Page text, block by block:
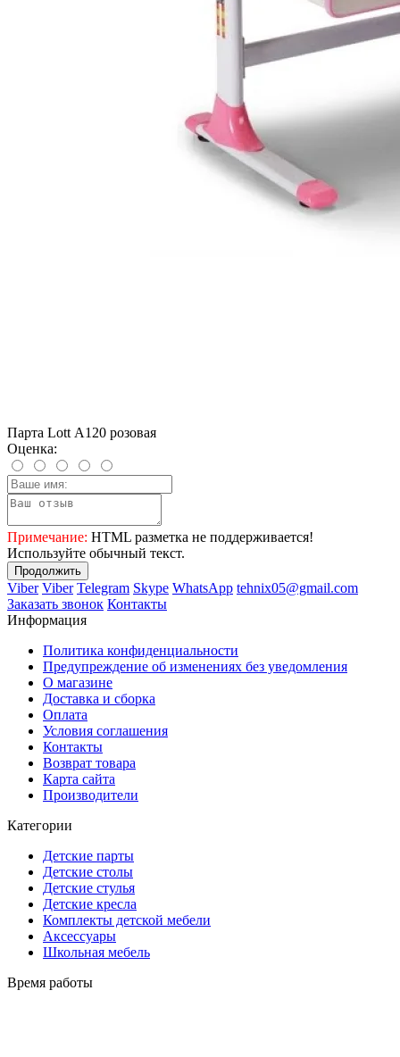
Парта Lott А120 розовая
Оценка:
Примечание: HTML разметка не поддерживается!
Используйте обычный текст.
Продолжить
Viber Viber Telegram Skype WhatsApp tehnix05@gmail.com
Заказать звонок Контакты
Информация
Политика конфиденциальности
Предупреждение об изменениях без уведомления
О магазине
Доставка и сборка
Оплата
Условия соглашения
Контакты
Возврат товара
Карта сайта
Производители
Категории
Детские парты
Детские столы
Детские стулья
Детские кресла
Комплекты детской мебели
Аксессуары
Школьная мебель
Время работы